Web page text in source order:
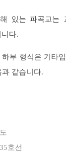
있는 파곡교는
다.
부 형식은 기타
같습니다.
호선